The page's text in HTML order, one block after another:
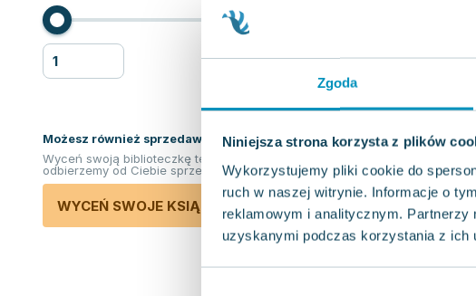
Zgoda
Niniejsza strona korzysta z plików
Wykorzystujemy pliki cookie do
ruch w naszej witrynie. Informacje o
reklamowym i analitycznym. Partnerzy
uzyskanymi podczas korzystania z ich
Możesz również sprzedawać ksiązki!
Wyceń swoją biblioteczkę teraz. Odkupimy i
odbierzemy od Ciebie sprzedane książki.
WYCEŃ SWOJE KSIĄŻKI